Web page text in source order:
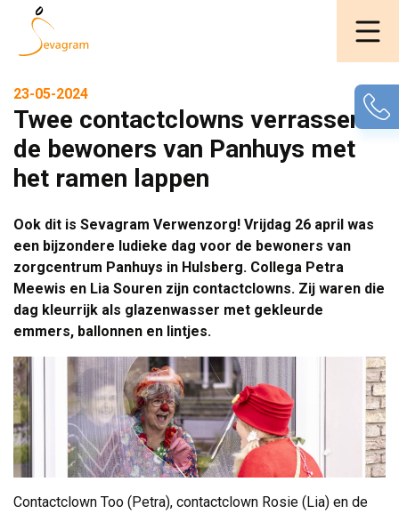
23-05-2024
Twee contactclowns verrassen
de bewoners van Panhuys met
het ramen lappen
Ook dit is Sevagram Verwenzorg! Vrijdag 26 april was
een bijzondere ludieke dag voor de bewoners van
zorgcentrum Panhuys in Hulsberg. Collega Petra
Meewis en Lia Souren zijn contactclowns. Zij waren die
dag kleurrijk als glazenwasser met gekleurde
emmers, ballonnen en lintjes.
Contactclown Too (Petra), contactclown Rosie (Lia) en de